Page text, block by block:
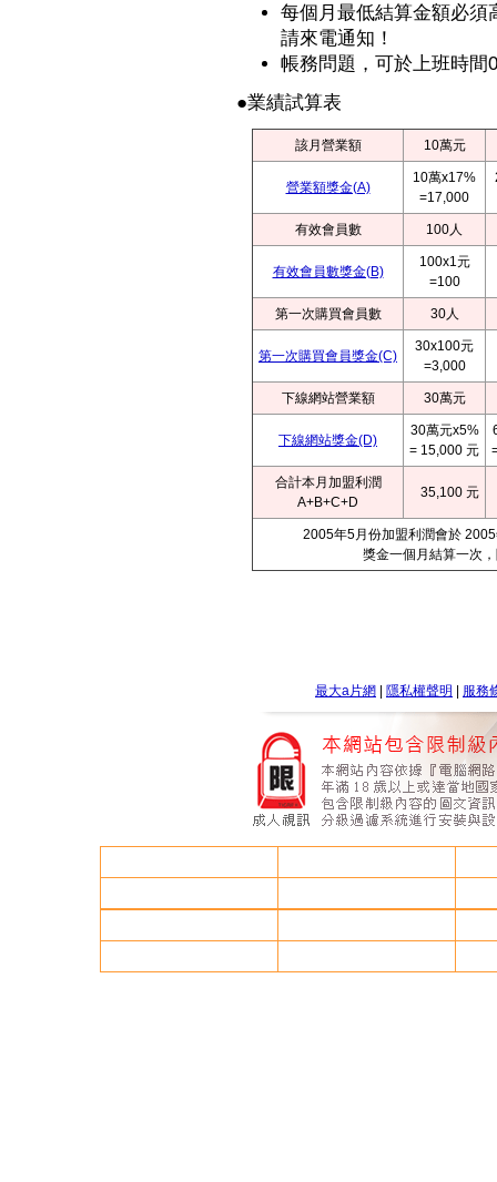
每個月最低結算金額必須
請來電通知！
帳務問題，可於上班時間
●業績試算表
該月營業額 10萬元
營業額獎金(A)
10萬x17%
=17,000
有效會員數 100人
有效會員數獎金(B)
100x1元
=100
第一次購買會員數 30人
第一次購買會員獎金(C)
30x100元
=3,000
下線網站營業額 30萬元
下線網站獎金(D)
30萬元x5%
= 15,000 元
合計本月加盟利潤
A+B+C+D
35,100 元
2005年5月份加盟利潤會於
獎金一個月結算一次
最大a片網 隱私權聲明 服務